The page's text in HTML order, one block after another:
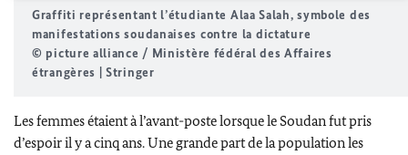
Graffiti représentant l’étudiante Alaa Salah, symbole des
manifestations soudanaises contre la dictature
© picture alliance / Ministère fédéral des Affaires
étrangères | Stringer
Les femmes étaient à l’avant-poste lorsque le Soudan fut pris
d’espoir il y a cinq ans. Une grande part de la population les